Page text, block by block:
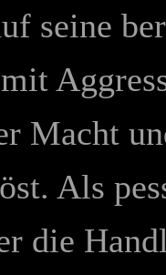
seine
Macht
Als
die